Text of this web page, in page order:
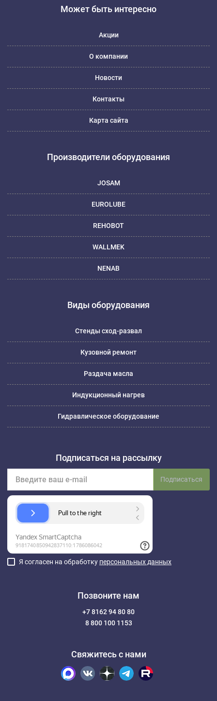
Может быть интересно
Акции
О компании
Новости
Контакты
Карта сайта
Производители оборудования
JOSAM
EUROLUBE
REHOBOT
WALLMEK
NENAB
Виды оборудования
Стенды сход-развал
Кузовной ремонт
Раздача масла
Индукционный нагрев
Гидравлическое оборудование
Подписаться на рассылку
Подписаться
Я согласен на обработку персональных данных
Позвоните нам
+7 8162 94 80 80
8 800 100 1153
Свяжитесь с нами